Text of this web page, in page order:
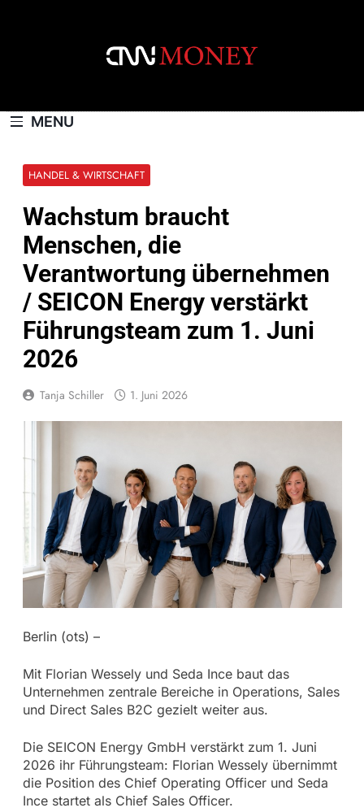
MENU
HANDEL & WIRTSCHAFT
Wachstum braucht
Menschen, die
Verantwortung übernehmen
/ SEICON Energy verstärkt
Führungsteam zum 1. Juni
2026
Tanja Schiller 1. Juni 2026
Berlin (ots) –
Mit Florian Wessely und Seda Ince baut das
Unternehmen zentrale Bereiche in Operations, Sales
und Direct Sales B2C gezielt weiter aus.
Die SEICON Energy GmbH verstärkt zum 1. Juni
2026 ihr Führungsteam: Florian Wessely übernimmt
die Position des Chief Operating Officer und Seda
Ince startet als Chief Sales Officer.